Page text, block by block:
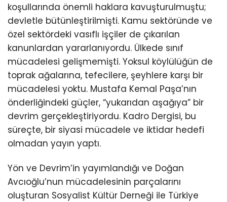
koşullarında önemli haklara kavuşturulmuştu;
devletle bütünleştirilmişti. Kamu sektöründe ve
özel sektördeki vasıflı işçiler de çıkarılan
kanunlardan yararlanıyordu. Ülkede sınıf
mücadelesi gelişmemişti. Yoksul köylülüğün de
toprak ağalarına, tefecilere, şeyhlere karşı bir
mücadelesi yoktu. Mustafa Kemal Paşa’nın
önderliğindeki güçler, “yukarıdan aşağıya” bir
devrim gerçekleştiriyordu. Kadro Dergisi, bu
süreçte, bir siyasi mücadele ve iktidar hedefi
olmadan yayın yaptı.
Yön ve Devrim’in yayımlandığı ve Doğan
Avcıoğlu’nun mücadelesinin parçalarını
oluşturan Sosyalist Kültür Derneği ile Türkiye